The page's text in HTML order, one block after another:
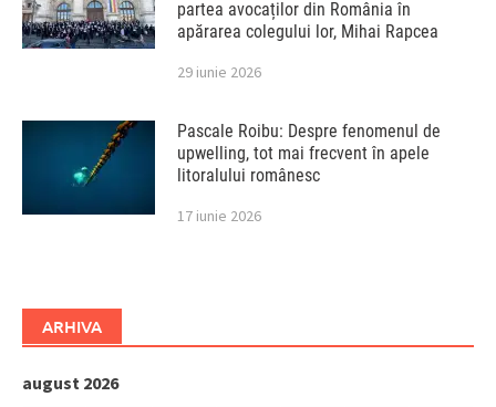
partea avocaților din România în
apărarea colegului lor, Mihai Rapcea
29 iunie 2026
Pascale Roibu: Despre fenomenul de
upwelling, tot mai frecvent în apele
litoralului românesc
17 iunie 2026
ARHIVA
august 2026